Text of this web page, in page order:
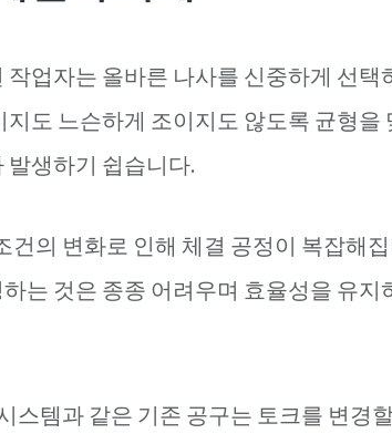
업자는 올바른 나사를 신중하게 선택
도 느슨하게 조이지도 않도록 균형을
발생하기 쉽습니다.
건의 변화로 인해 체결 공정이 복잡해
는 것은 종종 어려우며 효율성을 유지
스템과 같은 기존 공구는 토크를 변경